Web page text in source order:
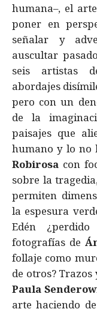
humana–, el
poner en
señalar y
auscultar
seis artistas
abordajes
pero con un
de la
paisajes que
humano y lo no
Robirosa con
sobre la
permiten
la espesura
Edén
fotografías de
follaje como
de otros?
Paula
arte haciendo